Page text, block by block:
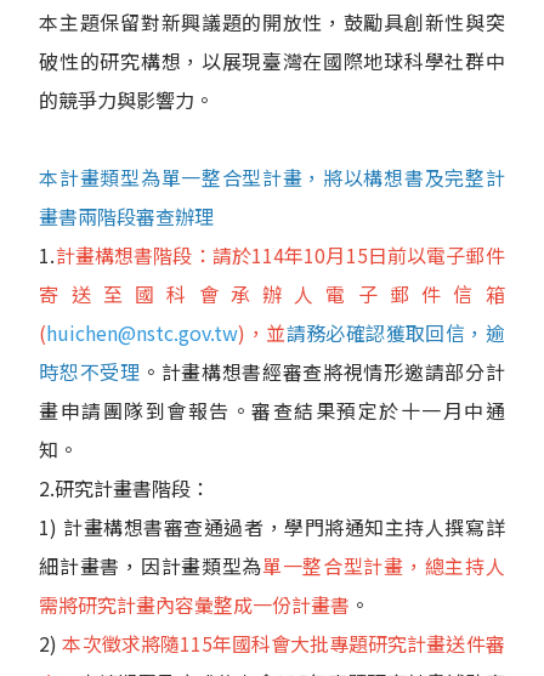
本主題保留對新興議題的開放性，鼓勵具創新性與突
破性的研究構想，以展現臺灣在國際地球科學社群中
的競爭力與影響力。
本計畫類型為單一整合型計畫，將以構想書及完整計
畫書兩階段審查辦理
1.計畫構想書階段：請於114年10月15日前以電子郵件
寄送至國科會承辦人電子郵件信箱
(huichen@nstc.gov.tw)，並請務必確認獲取回信，逾
時恕不受理 。計畫構想書經審查將視情形邀請部分計
畫申請團隊到會報告。審查結果預定於十一月中通
知。
2.研究計畫書階段：
1) 計畫構想書審查通過者，學門將通知主持人撰寫詳
細計畫書，因計畫類型為單一整合型計畫，總主持人
需將研究計畫內容彙整成一份計畫書 。
2)本次徵求將隨115年國科會大批專題研究計畫送件審